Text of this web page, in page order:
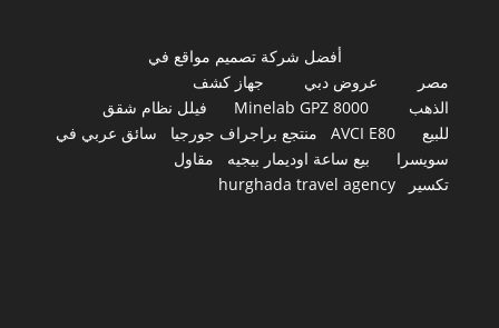
أفضل شركة تصميم مواقع في
مصر
عروض دبي
جهاز كشف
الذهب
Minelab GPZ 8000
فيلل نظام شقق
للبيع
AVCI E80 منتجع براجراف جورجيا
سائق عربي في
سويسرا
بيع ساعة اوديمار بيجيه
مقاول
تكسير
hurghada travel agency